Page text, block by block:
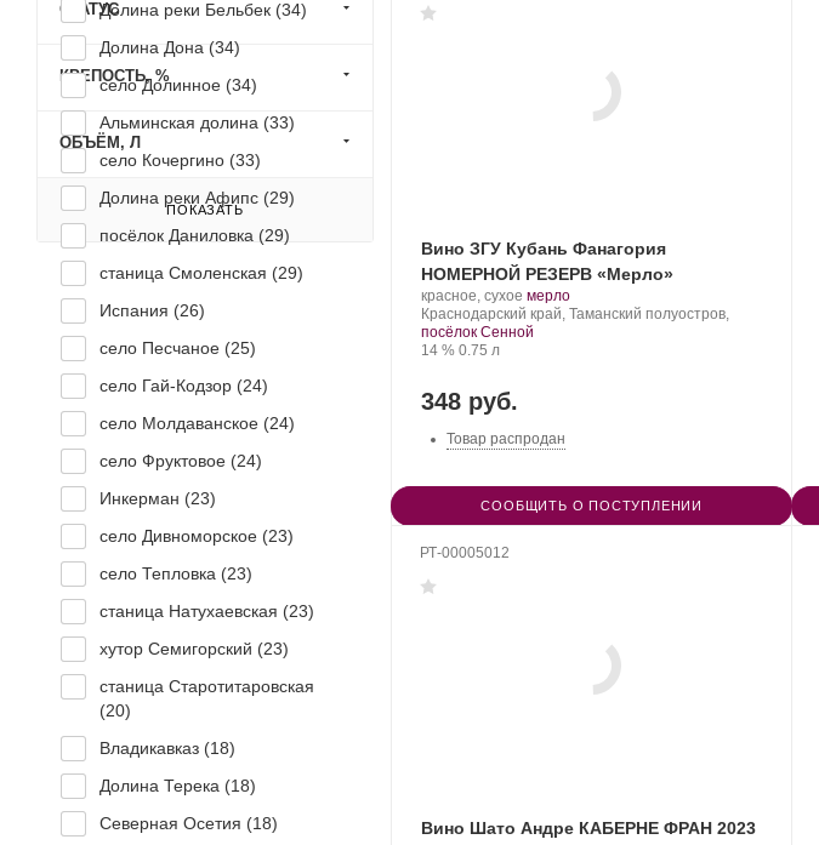
Вино ЗГУ Кубань Фанагория
НОМЕРНОЙ РЕЗЕРВ «Мерло»
Производитель:
Фанагория.
красное, сухое .
Сорт
винограда:
мерло.
Регион:
Краснодарский край, Таманский полуостров,
посёлок Сенной
Крепость
14 %. Объем
0.75 л
348 руб.
Товар распродан
СООБЩИТЬ О ПОСТУПЛЕНИИ
РТ-00005012
Вино Шато Андре КАБЕРНЕ ФРАН 2023
Долина реки Бельбек (34)
Долина Дона (34)
село Долинное (34)
Альминская долина (33)
село Кочергино (33)
Долина реки Афипс (29)
посёлок Даниловка (29)
станица Смоленская (29)
Испания (26)
село Песчаное (25)
село Гай-Кодзор (24)
село Молдаванское (24)
село Фруктовое (24)
Инкерман (23)
село Дивноморское (23)
село Тепловка (23)
станица Натухаевская (23)
хутор Семигорский (23)
станица Старотитаровская
(20)
Владикавказ (18)
Долина Терека (18)
Северная Осетия (18)
СТАТУС
КРЕПОСТЬ, %
ОБЪЁМ, Л
ПОКАЗАТЬ